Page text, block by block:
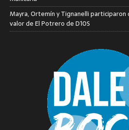
Mayra, Ortemín y Tignanelli participaron
valor de El Potrero de D10S